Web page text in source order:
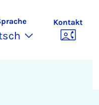
Kontakt